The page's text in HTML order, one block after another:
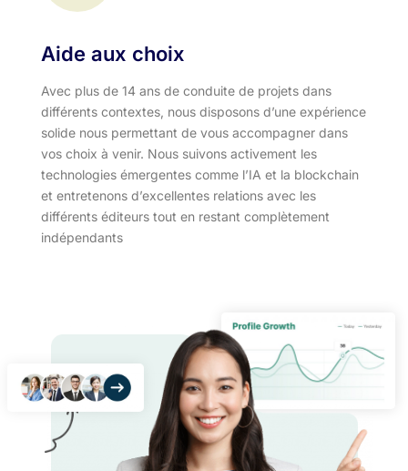
Aide aux choix
Avec plus de 14 ans de conduite de projets dans
différents contextes, nous disposons d’une expérience
solide nous permettant de vous accompagner dans
vos choix à venir. Nous suivons activement les
technologies émergentes comme l’IA et la blockchain
et entretenons d’excellentes relations avec les
différents éditeurs tout en restant complètement
indépendants